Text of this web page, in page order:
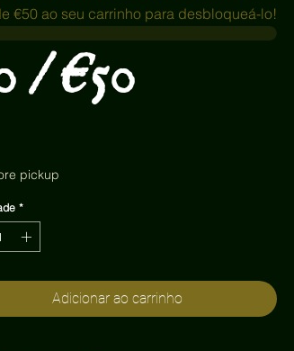
€50 ao seu carrinho para desbloqueá-lo!
/ €50
pickup
*
Adicionar ao carrinho